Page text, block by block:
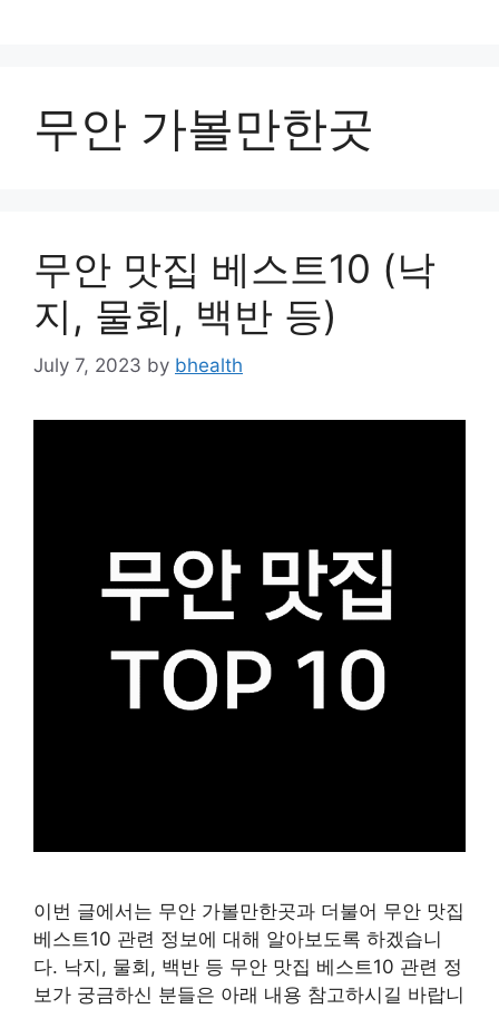
무안 가볼만한곳
무안 맛집 베스트10 (낙
지, 물회, 백반 등)
July 7, 2023 by bhealth
이번 글에서는 무안 가볼만한곳과 더불어 무안 맛집
베스트10 관련 정보에 대해 알아보도록 하겠습니
다. 낙지, 물회, 백반 등 무안 맛집 베스트10 관련 정
보가 궁금하신 분들은 아래 내용 참고하시길 바랍니